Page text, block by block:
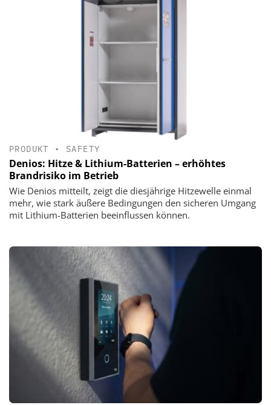
PRODUKT • SAFETY
Denios: Hitze & Lithium-Batterien – erhöhtes
Brandrisiko im Betrieb
Wie Denios mitteilt, zeigt die diesjährige Hitzewelle einmal
mehr, wie stark äußere Bedingungen den sicheren Umgang
mit Lithium-Batterien beeinflussen können.